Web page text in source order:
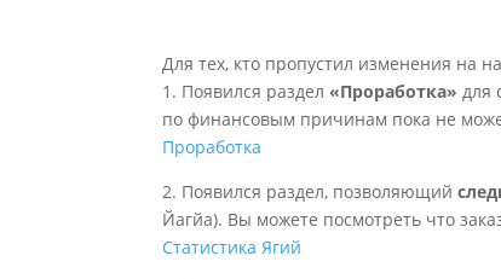
Для тех, кто пропустил изменения на
1. Появился раздел «Проработка»для
по финансовым причинам пока не
Проработка
2. Появился раздел, позволяющий
Йагйа). Вы можете посмотреть что
Статистика Ягий